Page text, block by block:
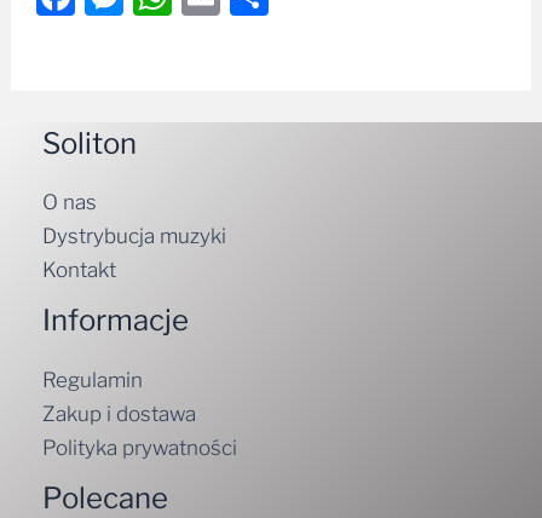
Soliton
O nas
Dystrybucja muzyki
Kontakt
Informacje
Regulamin
Zakup i dostawa
Polityka prywatności
Polecane